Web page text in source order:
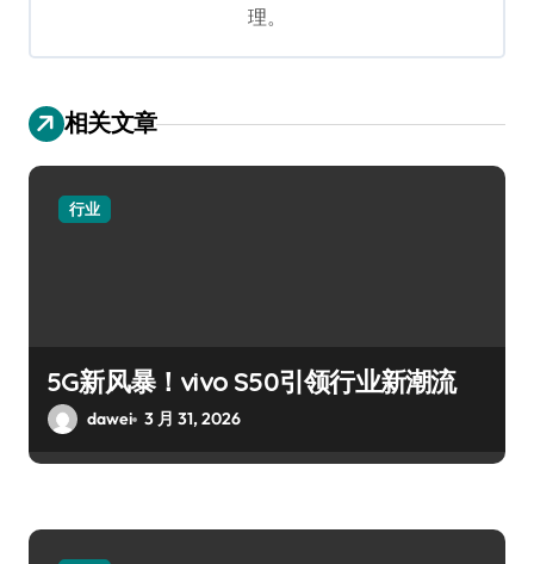
理。
相关文章
行业
5G新风暴！vivo S50引领行业新潮流
dawei 3 月 31, 2026